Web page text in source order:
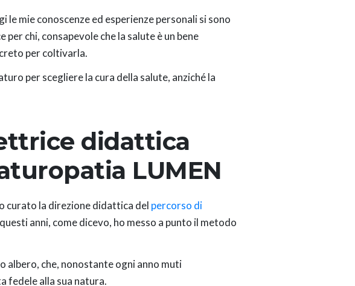
mie conoscenze ed esperienze personali si sono
chi, consapevole che la salute è un bene
per coltivarla.
per scegliere la cura della salute, anziché la
didattica
LUMEN
curato la direzione didattica del percorso di
anni, come dicevo, ho messo a punto il metodo
albero, che, nonostante ogni anno muti
fedele alla sua natura.